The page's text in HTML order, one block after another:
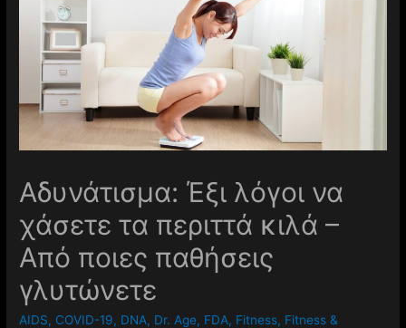
Αδυνάτισμα: Έξι λόγοι να
χάσετε τα περιττά κιλά –
Από ποιες παθήσεις
γλυτώνετε
AIDS, COVID-19, DNA, Dr. Age, FDA, Fitness, Fitness &